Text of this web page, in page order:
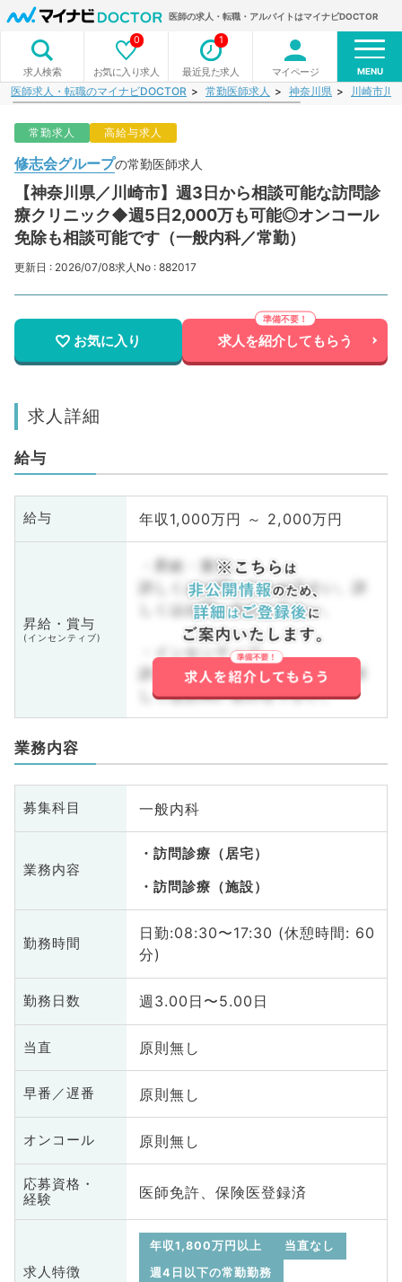
医師の求人・転職・アルバイトはマイナビDOCTOR
求人検索 お気に入り求人
0
最近見た求人
1
マイページ MENU
医師求人・転職のマイナビDOCTOR 常勤医師求人 神奈川県 川崎市川
常勤求人 高給与求人
修志会グループの常勤医師求人
【神奈川県／川崎市】週3日から相談可能な訪問診
療クリニック◆週5日2,000万も可能◎オンコール
免除も相談可能です（一般内科／常勤）
更新日 : 2026/07/08求人No : 882017
お気に入り 求人を紹介してもらう
求人詳細
給与
給与 年収1,000万円 ～ 2,000万円
昇給・賞与
(インセンティブ)
・昇給・賞与
詳しくはお問い合わせ下さい。詳
しくはお問い合わせ下さい。
・インセンティブ
詳しくはお問い合わせ下さい。詳
しくはお問い合わせ下さい。
業務内容
募集科目 一般内科
業務内容
訪問診療（居宅）
訪問診療（施設）
勤務時間
日勤:08:30〜17:30 (休憩時間: 60
分)
勤務日数 週3.00日〜5.00日
当直 原則無し
早番／遅番 原則無し
オンコール 原則無し
応募資格・
経験
医師免許、保険医登録済
求人特徴
年収1,800万円以上
当直なし
週4日以下の常勤勤務